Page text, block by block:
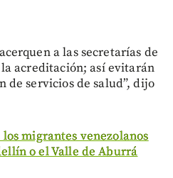
a las secretarías de
acreditación; así evitarán
de servicios de salud”, dijo
los migrantes venezolanos
o el Valle de Aburrá